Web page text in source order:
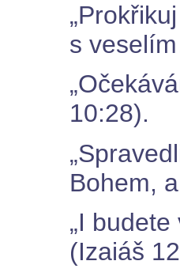
s
10:28).
Bohem,
„I
(Izaiáš